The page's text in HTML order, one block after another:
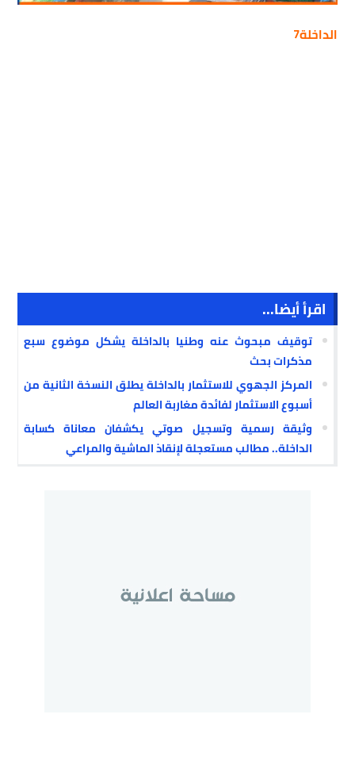
الداخلة7
اقرأ أيضا...
توقيف مبحوث عنه وطنيا بالداخلة يشكل موضوع سبع
مذكرات بحث
المركز الجهوي للاستثمار بالداخلة يطلق النسخة الثانية من
أسبوع الاستثمار لفائدة مغاربة العالم
وثيقة رسمية وتسجيل صوتي يكشفان معاناة كسابة
الداخلة.. مطالب مستعجلة لإنقاذ الماشية والمراعي